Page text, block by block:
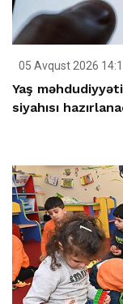
05 Avqust 2026
Yaş
siyahısı